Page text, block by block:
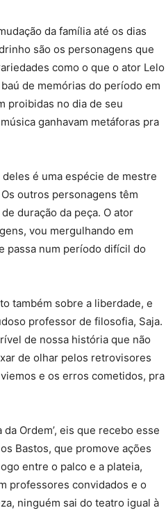
da família até os dias
são os personagens que
como o que o ator Lelo
de memórias do período em
proibidas no dia de seu
ganhavam metáforas pra
deles é uma espécie de mestre
outros personagens têm
duração da peça. O ator
vou mergulhando em
passa num período difícil do
também sobre a liberdade, e
professor de filosofia, Saja.
de nossa história que não
de olhar pelos retrovisores
e os erros cometidos, pra
Ordem’, eis que recebo esse
Bastos, que promove ações
entre o palco e a plateia,
professores convidados e o
ninguém sai do teatro igual à